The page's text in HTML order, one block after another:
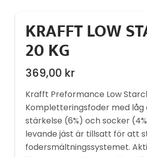
KRAFFT LOW
20 KG
369,00 kr
Krafft Preformance Low
Kompletteringsfoder med låg
stärkelse (6%) och socker
levande jäst är tillsatt för att
fodersmältningssystemet.